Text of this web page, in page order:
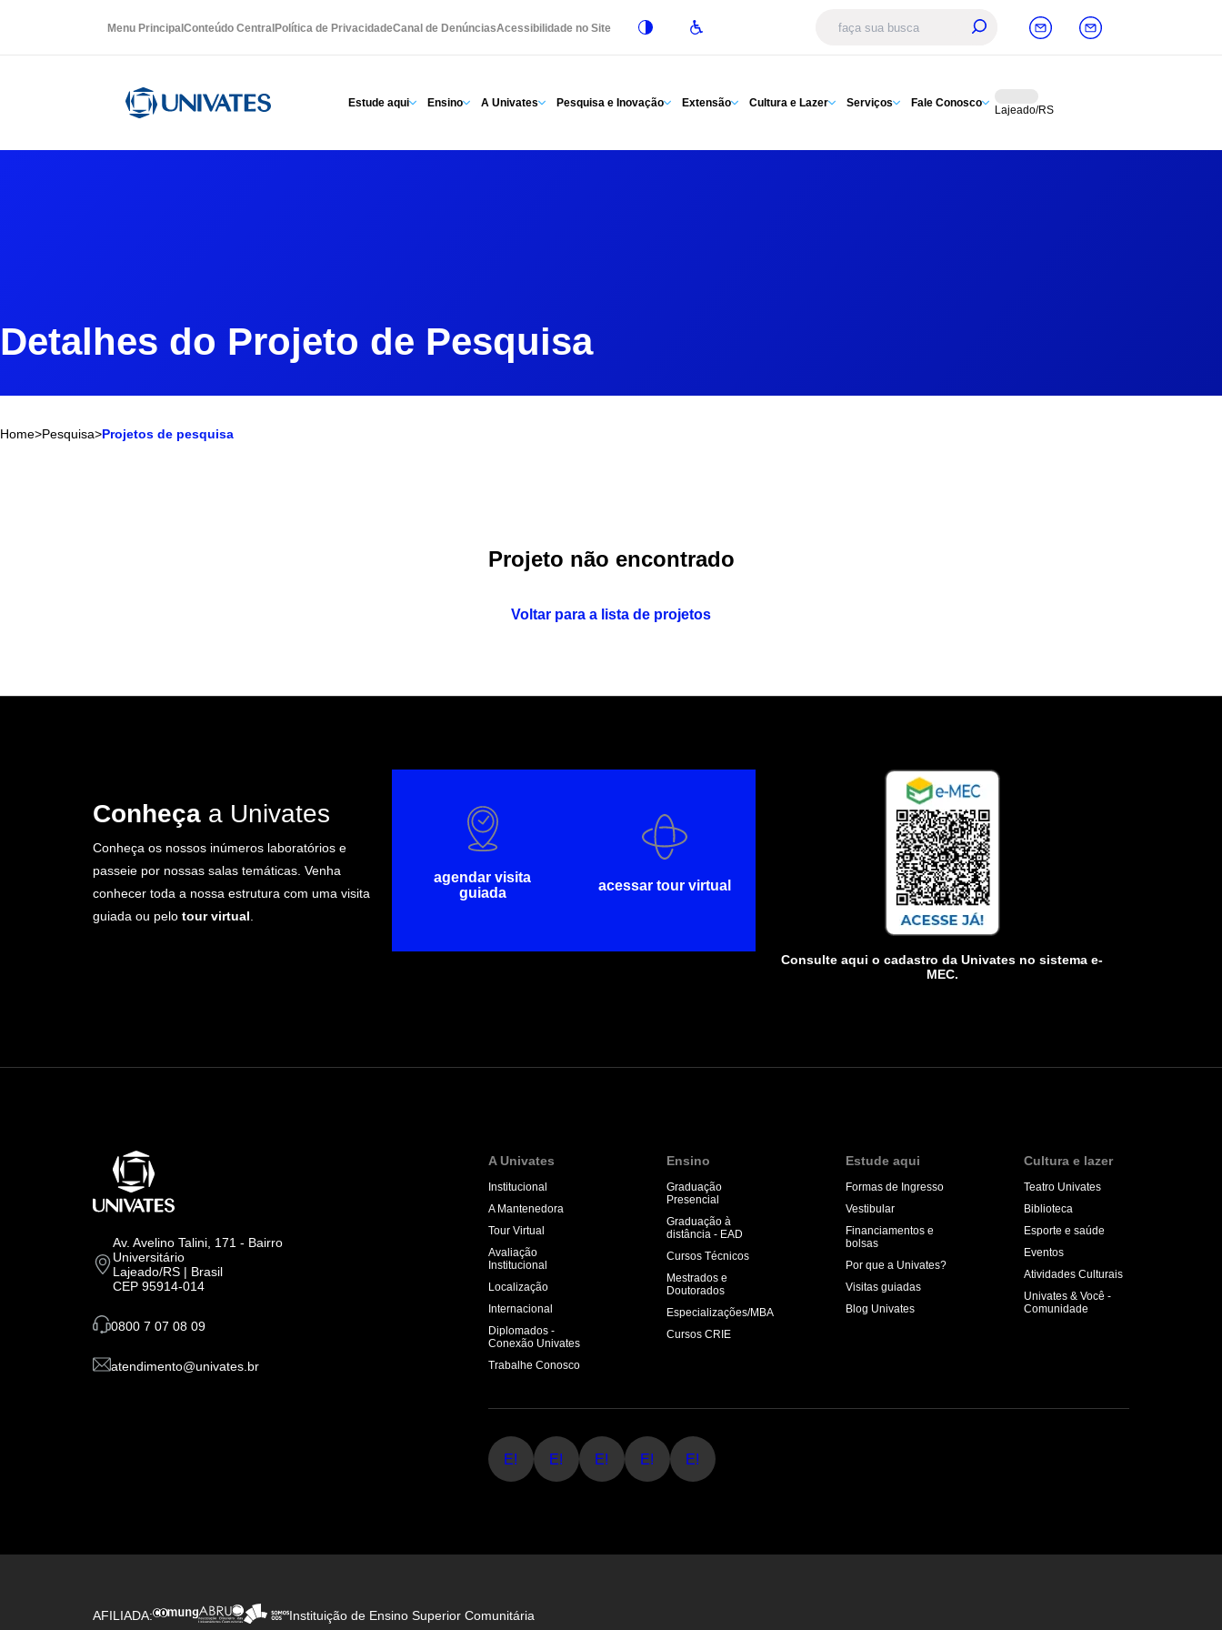
Menu Principal Conteúdo Central Política de PrivacidadeCanal de DenúnciasAcessibilidade no Site
Estude aqui Ensino A Univates Pesquisa e Inovação Extensão Cultura e Lazer Serviços Fale Conosco
Lajeado/RS
Detalhes do Projeto de Pesquisa
Home>Pesquisa>Projetos de pesquisa
Projeto não encontrado
Voltar para a lista de projetos
Conheça a Univates
Conheça os nossos inúmeros laboratórios e
passeie por nossas salas temáticas. Venha
conhecer toda a nossa estrutura com uma visita
guiada ou pelo tour virtual
agendar visita
guiada
acessar tour virtual
Consulte aqui o cadastro da Univates no sistema e-
MEC.
Av. Avelino Talini, 171 - Bairro
Universitário
Lajeado/RS | Brasil
CEP 95914-014
0800 7 07 08 09
atendimento@univates.br
A Univates
Institucional
A Mantenedora
Tour Virtual
Avaliação
Institucional
Localização
Internacional
Diplomados -
Conexão Univates
Trabalhe Conosco
Ensino
Graduação
Presencial
Graduação à
distância - EAD
Cursos Técnicos
Mestrados e
Doutorados
Especializações/MBA
Cursos CRIE
Estude aqui
Formas de Ingresso
Vestibular
Financiamentos e
bolsas
Por que a Univates?
Visitas guiadas
Blog Univates
Cultura e lazer
Teatro Univates
Biblioteca
Esporte e saúde
Eventos
Atividades Culturais
Univates & Você -
Comunidade
E! E! E! E! E!
AFILIADA: Instituição de Ensino Superior Comunitária